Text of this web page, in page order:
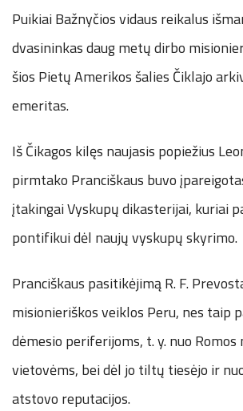
Puikiai Bažnyčios vidaus reikalus
dvasininkas daug metų dirbo
šios Pietų Amerikos šalies Čiklajo
emeritas.
Iš Čikagos kilęs naujasis popiežius
pirmtako Pranciškaus buvo
įtakingai Vyskupų dikasterijai, kuriai
pontifikui dėl naujų vyskupų skyrimo.
Pranciškaus pasitikėjimą R. F.
misionieriškos veiklos Peru, nes taip
dėmesio periferijoms, t. y. nuo
vietovėms, bei dėl jo tiltų tiesėjo ir
atstovo reputacijos.